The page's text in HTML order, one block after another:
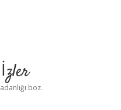
boz.